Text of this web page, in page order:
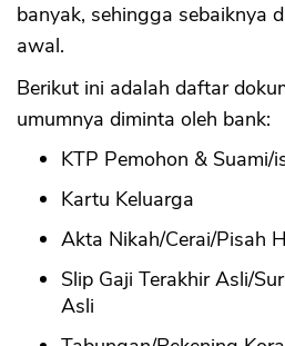
banyak, sehingga sebaiknya
awal.
Berikut ini adalah daftar
umumnya diminta oleh bank:
KTP Pemohon & Suami/
Kartu Keluarga
Akta Nikah/Cerai/Pisah
Slip Gaji Terakhir Asli/
Asli